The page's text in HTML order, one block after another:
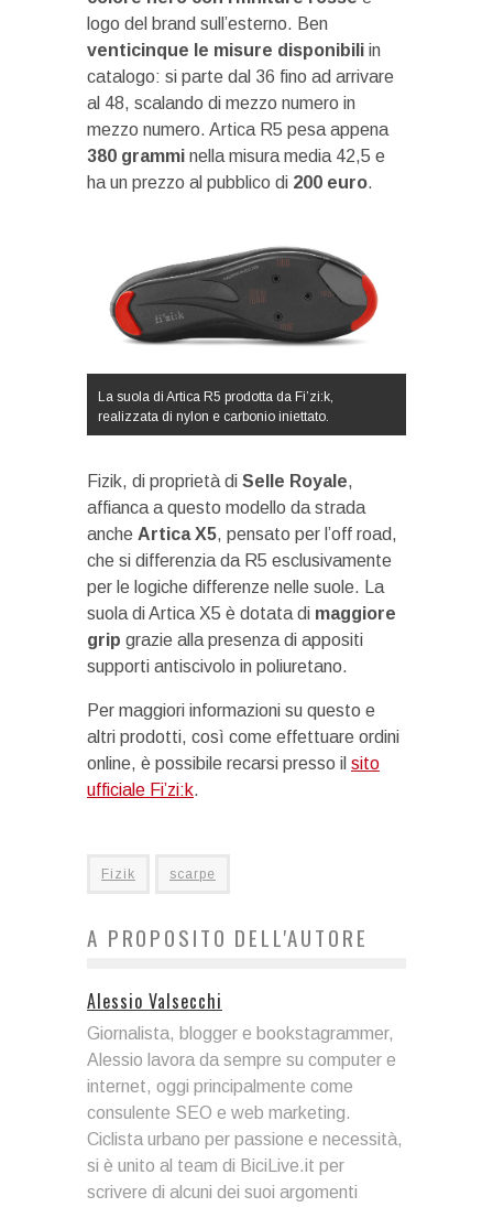
logo del brand sull’esterno. Ben
venticinque le misure disponibili in
catalogo: si parte dal 36 fino ad arrivare
al 48, scalando di mezzo numero in
mezzo numero. Artica R5 pesa appena
380 grammi nella misura media 42,5 e
ha un prezzo al pubblico di 200 euro.
La suola di Artica R5 prodotta da Fi’zi:k,
realizzata di nylon e carbonio iniettato.
Fizik, di proprietà di Selle Royale,
affianca a questo modello da strada
anche Artica X5, pensato per l’off road,
che si differenzia da R5 esclusivamente
per le logiche differenze nelle suole. La
suola di Artica X5 è dotata di maggiore
grip grazie alla presenza di appositi
supporti antiscivolo in poliuretano.
Per maggiori informazioni su questo e
altri prodotti, così come effettuare ordini
online, è possibile recarsi presso il sito
ufficiale Fi’zi:k.
Fizik scarpe
A PROPOSITO DELL'AUTORE
Alessio Valsecchi
Giornalista, blogger e bookstagrammer,
Alessio lavora da sempre su computer e
internet, oggi principalmente come
consulente SEO e web marketing.
Ciclista urbano per passione e necessità,
si è unito al team di BiciLive.it per
scrivere di alcuni dei suoi argomenti